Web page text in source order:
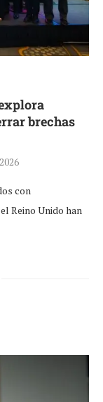
brechas
con
Reino Unido han